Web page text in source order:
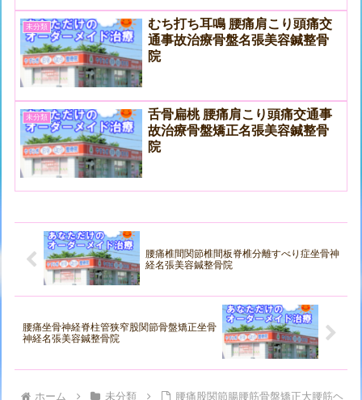
未分類
むち打ち耳鳴 腰痛肩こり頭痛交
通事故治療骨盤名張美容鍼整骨
院
未分類
舌骨扁桃 腰痛肩こり頭痛交通事
故治療骨盤矯正名張美容鍼整骨
院
腰痛椎間関節椎間板脊椎分離すべり症坐骨神
経名張美容鍼整骨院
腰痛坐骨神経脊柱管狭窄股関節骨盤矯正坐骨
神経名張美容鍼整骨院
ホーム 未分類 腰痛股関節腸腰筋骨盤矯正大腰筋ヘ